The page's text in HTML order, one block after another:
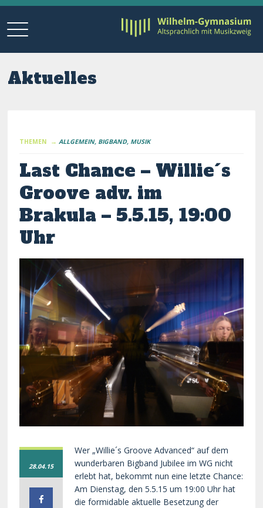
Aktuelles
THEMEN → ALLGEMEIN BIGBAND MUSIK
Last Chance – Willie´s
Groove adv. im
Brakula – 5.5.15, 19:00
Uhr
28.04.15
Wer „Willie´s Groove Advanced“ auf dem
wunderbaren Bigband Jubilee im WG nicht
erlebt hat, bekommt nun eine letzte Chance:
Am Dienstag, den 5.5.15 um 19:00 Uhr hat
die formidable aktuelle Besetzung der